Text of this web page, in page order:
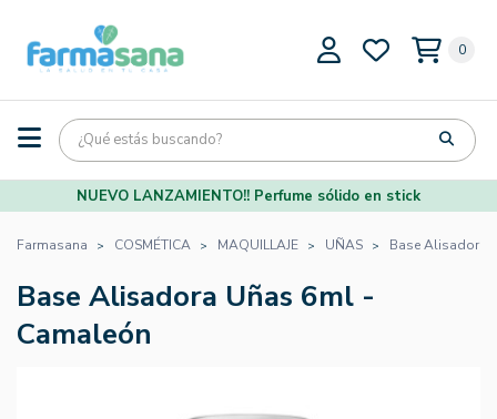
0
NUEVO LANZAMIENTO!! Perfume sólido en stick
Farmasana COSMÉTICA MAQUILLAJE UÑAS Base Alisadora
Base Alisadora Uñas 6ml -
Camaleón